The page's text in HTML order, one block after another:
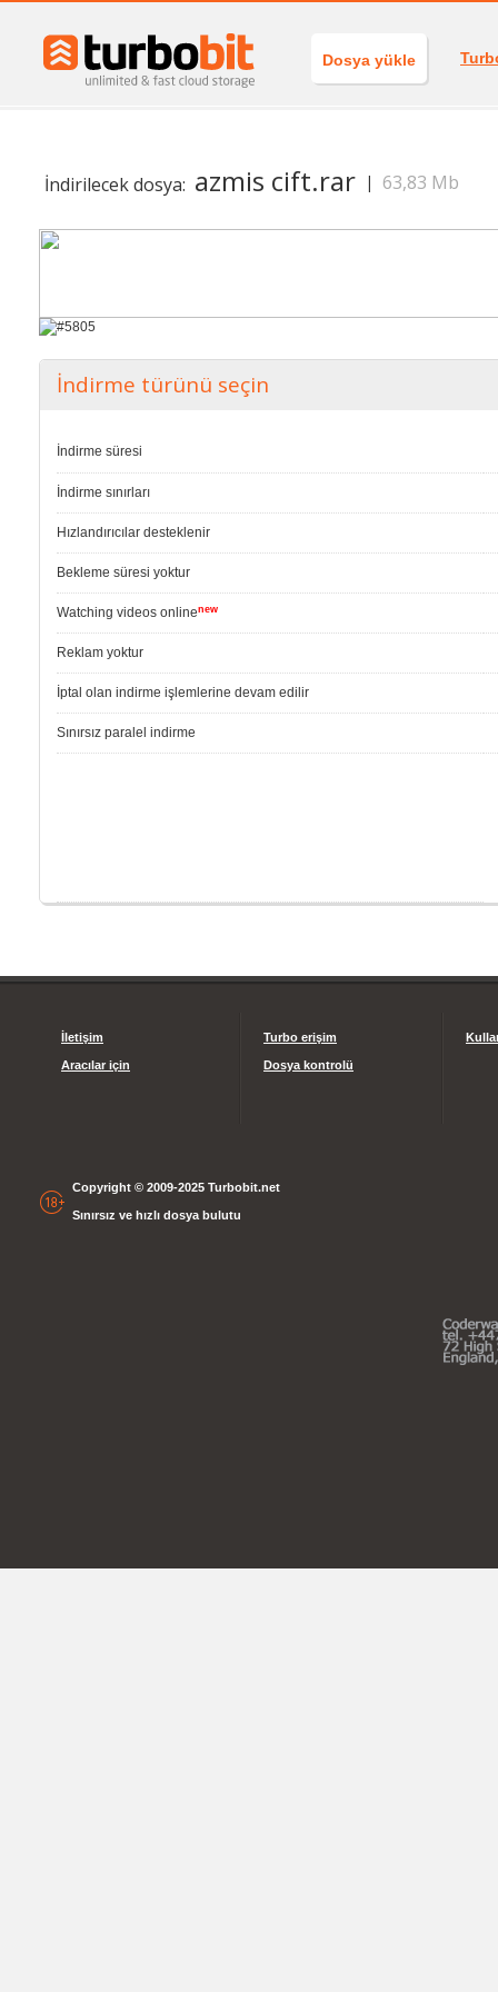
Dosya yükle
İndirilecek dosya: azmis cift.rar | 63,83 Mb
İndirme türünü seçin
İndirme süresi
İndirme sınırları
Hızlandırıcılar desteklenir
Bekleme süresi yoktur
Watching videos onlinenew
Reklam yoktur
İptal olan indirme işlemlerine devam edilir
Sınırsız paralel indirme
İletişim
Aracılar için
Turbo erişim
Dosya kontrolü
Copyright © 2009-2025 Turbobit.net
Sınırsız ve hızlı dosya bulutu